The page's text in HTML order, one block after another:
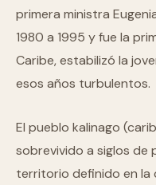
primera ministra
1980 a 1995 y fue la
Caribe, estabilizó la
esos años turbulentos.
El pueblo kalinago
sobrevivido a siglos de
territorio definido en la